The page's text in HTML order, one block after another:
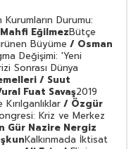
Durumu:
EğilmezBütçe
Büyüme / Osman
Değişimi: 'Yeni
Sonrası Dünya
/ Suut
Fuat Savaş2019
/ Özgür
Kriz ve Merkez
Gür Nazire Nergiz
Kalkınmada İktisat